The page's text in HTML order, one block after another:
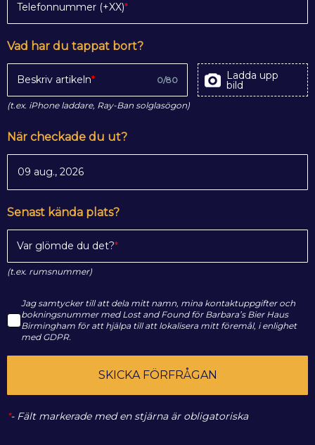
Telefonnummer (+XX)
Vad har du tappat bort?
Beskriv artikeln 0/80 Ladda upp
bild
(t.ex. iPhone laddare, Ray-Ban solglasögon)
När checkade du ut?
Senast kända plats?
Var glömde du det?
(t.ex. rumsnummer)
Jag samtycker till att dela mitt namn, mina kontaktuppgifter och
bokningsnummer med Lost and Found för Barbara’s Bier Haus
Birmingham för att hjälpa till att lokalisera mitt föremål, i enlighet
med GDPR.
SKICKA FÖRFRÅGAN
*- Fält markerade med en stjärna är obligatoriska